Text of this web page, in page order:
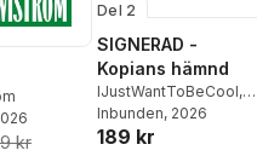
kr
Del 2
SIGNERAD -
Kopians hämnd
IJustWantToBeCool,
Joel Adolphson
Ejdemo Beer
Inbunden, 2026
189 kr